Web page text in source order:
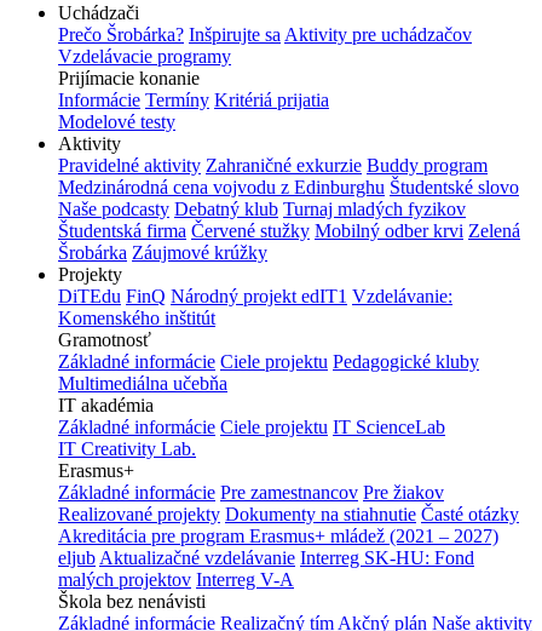
Uchádzači
Prečo Šrobárka? Inšpirujte sa Aktivity pre uchádzačov
Vzdelávacie programy
Prijímacie konanie
Informácie Termíny Kritériá prijatia
Modelové testy
Aktivity
Pravidelné aktivity Zahraničné exkurzie Buddy program
Medzinárodná cena vojvodu z Edinburghu Študentské slovo
Naše podcasty Debatný klub Turnaj mladých fyzikov
Študentská firma Červené stužky Mobilný odber krvi Zelená
Šrobárka Záujmové krúžky
Projekty
DiTEdu FinQ Národný projekt edIT1 Vzdelávanie:
Komenského inštitút
Gramotnosť
Základné informácie Ciele projektu Pedagogické kluby
Multimediálna učebňa
IT akadémia
Základné informácie Ciele projektu IT ScienceLab
IT Creativity Lab.
Erasmus+
Základné informácie Pre zamestnancov Pre žiakov
Realizované projekty Dokumenty na stiahnutie Časté otázky
Akreditácia pre program Erasmus+ mládež (2021 – 2027)
eljub Aktualizačné vzdelávanie Interreg SK-HU: Fond
malých projektov Interreg V-A
Škola bez nenávisti
Základné informácie Realizačný tím Akčný plán Naše aktivity